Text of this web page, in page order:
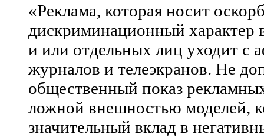
«Реклама, которая носит
дискриминационный характер
и или отдельных лиц уходит с
журналов и телеэкранов. Не
общественный показ
ложной внешностью моделей,
значительный вклад в